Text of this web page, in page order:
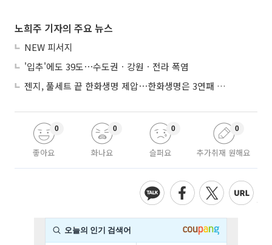
노희주 기자의 주요 뉴스
NEW 피서지
'입추'에도 39도⋯수도권ㆍ강원ㆍ전라 폭염
젠지, 풀세트 끝 한화생명 제압⋯한화생명은 3연패 수렁
좋아요
0
화나요
0
슬퍼요
0
추가취재 원해요
0